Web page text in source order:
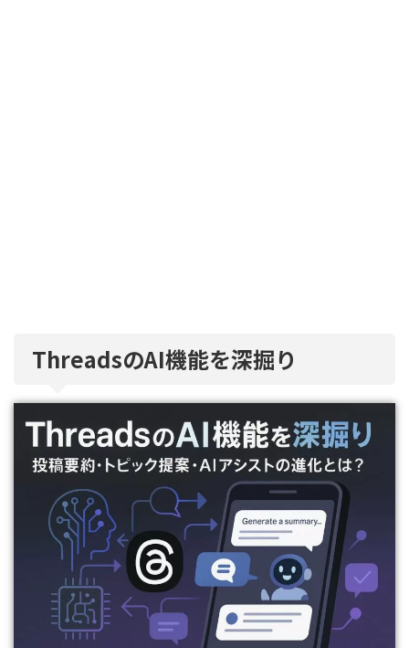
ThreadsのAI機能を深掘り